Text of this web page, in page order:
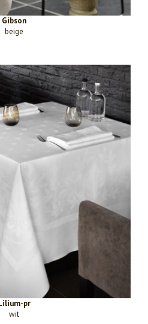
Gibson
beige
pr
wit